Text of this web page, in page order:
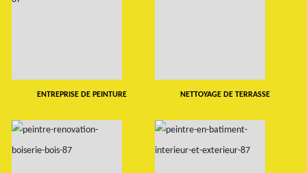
ENTREPRISE DE PEINTURE NETTOYAGE DE TERRASSE